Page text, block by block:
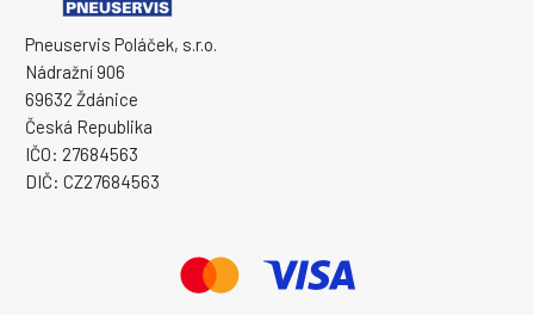
Pneuservis Poláček, s.r.o.
Nádražní 906
69632 Ždánice
Česká Republika
IČO: 27684563
DIČ: CZ27684563